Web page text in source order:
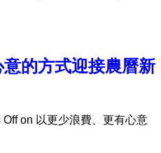
的方式迎接農曆新
Offon 以更少浪費、更有心意